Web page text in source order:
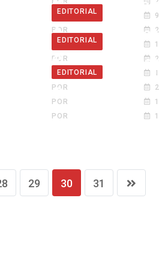
PORVALTER BERNAT
O Caixa 2.1
POR
Menos circo e
seriedade
PORVALTER BERNAT
EDITORIAL
Uma força
POR
EDITORIAL
A primeira
de Minerva
PORVALTER BERNAT
EDITORIAL
Será apenas
POR
EDITORIAL
O fim do
fim?
POR
EDITORIAL
Game over?
POR
29 30 31